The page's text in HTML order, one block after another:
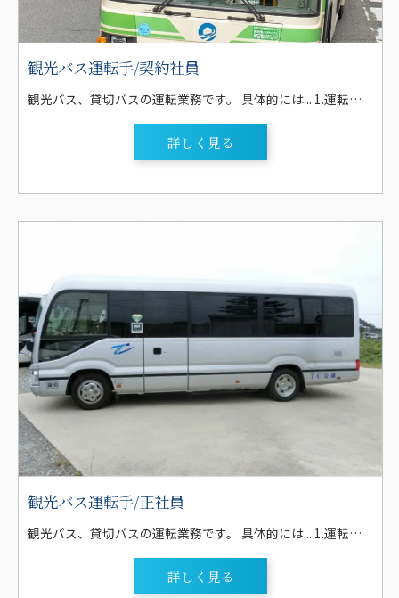
観光バス運転手/契約社員
観光バス、貸切バスの運転業務です。 具体的には... 1.運転する観光バスは、大型バス(60人乗り・55人乗り)、または中型バス(27人乗り)がメインです。 2.日帰りが多いですが、行楽シーズンなどは、三河や東海地区はもちろん、関東や関西などに向かう運行もあります。なお、宿泊を伴う場合は、1,000円/泊(マイクロ)・2,000円/泊(大バス)を支給します。 3.外国人向けの観光(インバウンド)は扱っていません。 4.観光バスの運行業務が少ない時期は、部活動の遠征や送迎、遠足や結婚式の送迎等の貸切バスの運行、地元大手企業の通勤バスや高校、自動車学校の送迎バスの運行業務等があります。 5.希望者には、運行管理者講習も受講して頂き、点呼業務など安全管理業務に携わることも可能です。 6.送迎バス業務では、地元大手企業の送迎、高校の送迎、学校行事、自動車学校の送迎等があります。経験を重ね、観光バス業務にステップアップしてゆくことも可能です。
詳しく見る
観光バス運転手/正社員
観光バス、貸切バスの運転業務です。 具体的には... 1.運転する観光バスは、大型バス(60人乗り・55人乗り)、または中型バス(27人乗り)がメインです。 2.日帰りが多いですが、行楽シーズンなどは、三河や東海地区はもちろん、関東や関西などに向かう1～2泊のコースが数回あります。 なお、宿泊を伴う場合は、1,000円/泊(マイクロ)・2,000円/泊(大バス)を支給します。 3.外国人向けの観光(インバウンド)は扱っていません。 4.観光バスの運行業務が少ない時期は、部活動の遠征や送迎、遠足や結婚式の送迎等の貸切バスの運行、地元大手企業の通勤バスや高校、 自動車学校の送迎バスの運行業務等があります。 5.正社員登用後は、運行管理者講習も受講して頂き、点呼業務など安全管理業務もして頂きます。 ＴC交通の運転手のお仕事は、企業送迎や学生のスクールバスなどの送迎が全体の仕事の7割以上を占めていますが、もちろん観光、貸切、企業イベント、学校行事、遠足、部活動送迎、冠婚葬祭等々様々な運転の仕事があります。 観光を担当するにはやはりスキルが必要となりますが、焦らずに徐々にステップアップしていけば大丈夫です！ シーズンによって観光が少ない時期でも、定期便の運行の仕事も多数ありますので稼ぎたい方は、しっかりと仕事があります。
詳しく見る